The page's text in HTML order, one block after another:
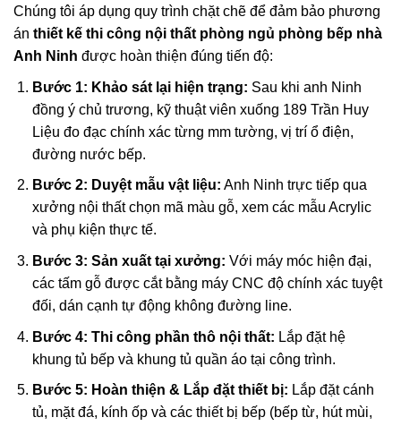
Chúng tôi áp dụng quy trình chặt chẽ để đảm bảo phương
án thiết kế thi công nội thất phòng ngủ phòng bếp nhà
Anh Ninh được hoàn thiện đúng tiến độ:
Bước 1: Khảo sát lại hiện trạng: Sau khi anh Ninh
đồng ý chủ trương, kỹ thuật viên xuống 189 Trần Huy
Liệu đo đạc chính xác từng mm tường, vị trí ổ điện,
đường nước bếp.
Bước 2: Duyệt mẫu vật liệu: Anh Ninh trực tiếp qua
xưởng nội thất chọn mã màu gỗ, xem các mẫu Acrylic
và phụ kiện thực tế.
Bước 3: Sản xuất tại xưởng: Với máy móc hiện đại,
các tấm gỗ được cắt bằng máy CNC độ chính xác tuyệt
đối, dán cạnh tự động không đường line.
Bước 4: Thi công phần thô nội thất: Lắp đặt hệ
khung tủ bếp và khung tủ quần áo tại công trình.
Bước 5: Hoàn thiện & Lắp đặt thiết bị: Lắp đặt cánh
tủ, mặt đá, kính ốp và các thiết bị bếp (bếp từ, hút mùi,